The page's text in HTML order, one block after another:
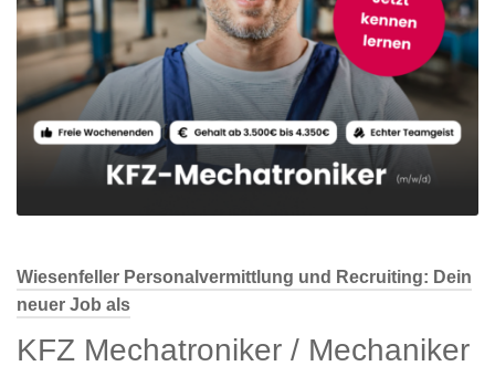
Wiesenfeller Personalvermittlung und Recruiting: Dein
neuer Job als
KFZ Mechatroniker / Mechaniker